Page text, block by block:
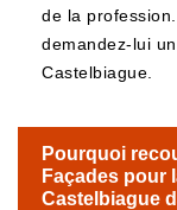
de la
demandez-lui
Castelbiague.
Pourquoi
Façades pour
Castelbiague